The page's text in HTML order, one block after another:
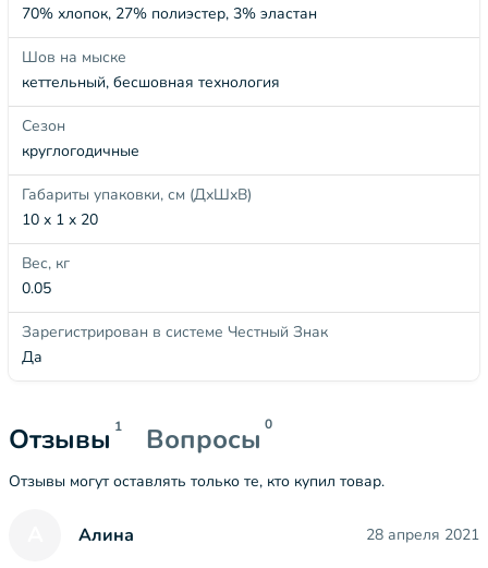
70% хлопок, 27% полиэстер, 3% эластан
Шов на мыске
кеттельный, бесшовная технология
Сезон
круглогодичные
Габариты упаковки, см (ДхШхВ)
10 x 1 x 20
Вес, кг
0.05
Зарегистрирован в системе Честный Знак
Да
Отзывы 1 Вопросы 0
Отзывы могут оставлять только те, кто купил товар.
Алина 28 апреля 2021